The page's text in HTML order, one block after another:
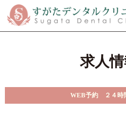
求人
WEB予約 ２４時